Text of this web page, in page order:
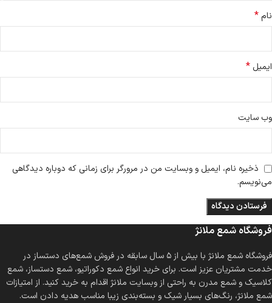
نام*
ایمیل *
وب‌ سایت
ذخیره نام، ایمیل و وبسایت من در مرورگر برای زمانی که دوباره دیدگاهی
می‌نویسم.
فروشگاه شمع ملانژ
فروشگاه شمع ملانژ با بیش از ۵ سال سابقه در فروش شمع‌های دستساز در
خدمت مشتریان عزیز است. برای خرید انواع شمع دکوراتیو، شمع دستساز، شمع
کلاسیک و شمع مدرن به راحتی از وبسایت ملانژ اقدام به خرید کنید. از امتیازات
شمع ملانژ، رنگ‌های بسیار شیک و بسته‌بندی زیبا مناسب هدیه دادن است.